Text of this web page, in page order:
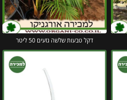
דקל טבעות שלשה גזעים 50 ליטר